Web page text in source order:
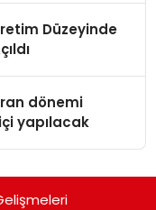
Düzeyinde
dönemi
yapılacak